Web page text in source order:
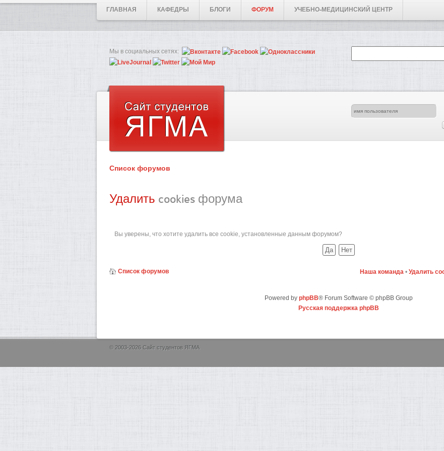
ГЛАВНАЯ КАФЕДРЫ БЛОГИ ФОРУМ УЧЕБНО-МЕДИЦИНСКИЙ ЦЕНТР
Мы в социальных сетях:
Список форумов
Удалить cookies форума
Вы уверены, что хотите удалить все cookie, установленные данным форумом?
Список форумов Наша команда • Удалить
Powered by phpBB® Forum Software © phpBB Group
Русская поддержка phpBB
© 2003-2026 Сайт студентов ЯГМА